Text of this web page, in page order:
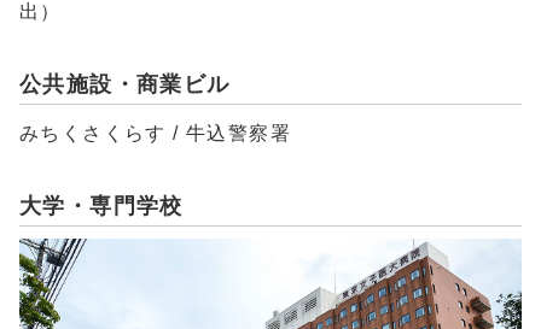
出）
公共施設・商業ビル
みちくさくらす / 牛込警察署
大学・専門学校